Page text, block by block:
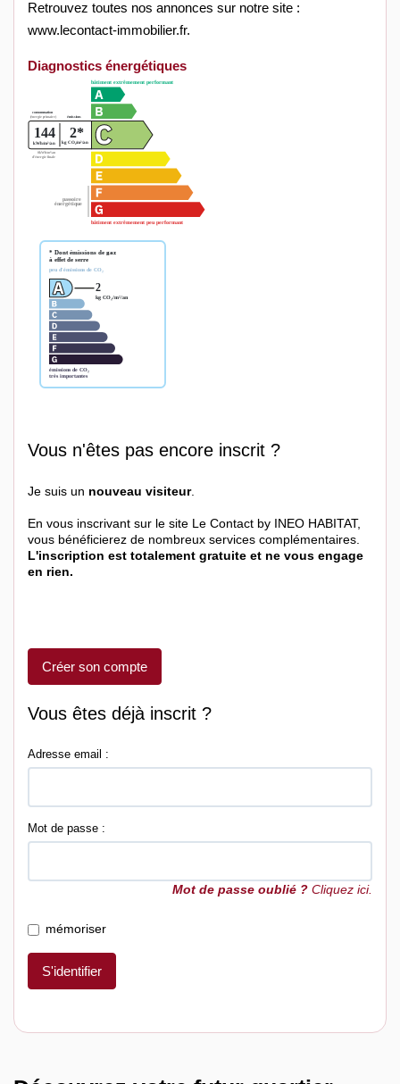
Retrouvez toutes nos annonces sur notre site :
www.lecontact-immobilier.fr.
Diagnostics énergétiques
Vous n'êtes pas encore inscrit ?
Je suis un nouveau visiteur.
En vous inscrivant sur le site Le Contact by INEO HABITAT,
vous bénéficierez de nombreux services complémentaires.
L'inscription est totalement gratuite et ne vous engage
en rien.
Créer son compte
Vous êtes déjà inscrit ?
Adresse email :
Mot de passe :
Mot de passe oublié ? Cliquez ici.
mémoriser
S'identifier